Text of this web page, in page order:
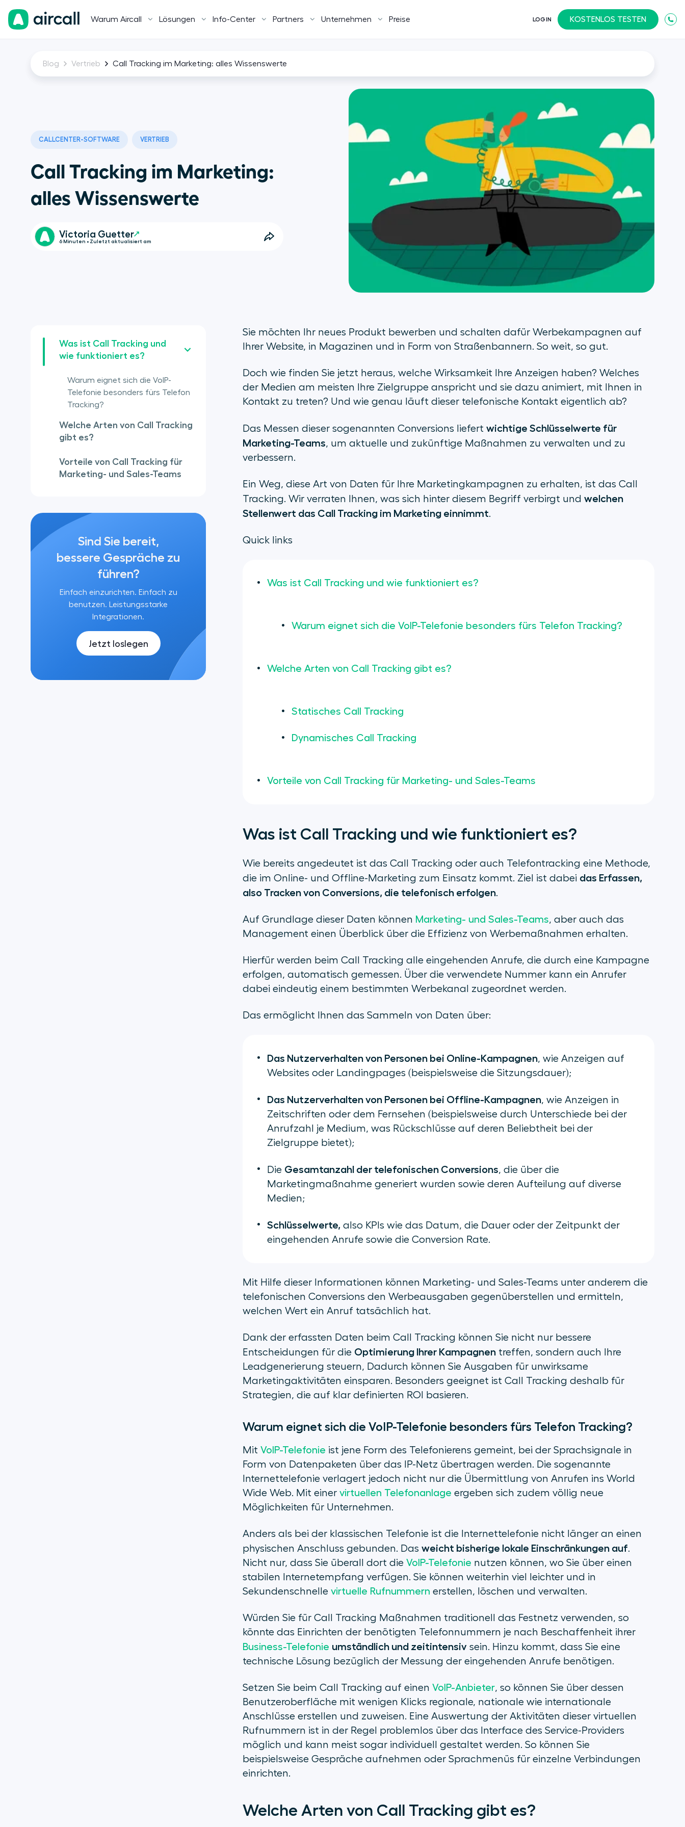
Warum Aircall Lösungen Info-Center Partners Unternehmen Preise LOGIN KOSTENLOS TESTEN
Blog Vertrieb Call Tracking im Marketing: alles Wissenswerte
CALLCENTER-SOFTWARE VERTRIEB
Call Tracking im Marketing:
alles Wissenswerte
Victoria Guetter
6 Minuten • Zuletzt aktualisiert am
Was ist Call Tracking und
wie funktioniert es?
Warum eignet sich die VoIP-
Telefonie besonders fürs Telefon
Tracking?
Welche Arten von Call Tracking
gibt es?
Vorteile von Call Tracking für
Marketing- und Sales-Teams
Sind Sie bereit,
bessere Gespräche zu
führen?
Einfach einzurichten. Einfach zu
benutzen. Leistungsstarke
Integrationen.
Jetzt loslegen
Sie möchten Ihr neues Produkt bewerben und schalten dafür Werbekampagnen auf
Ihrer Website, in Magazinen und in Form von Straßenbannern. So weit, so gut.
Doch wie finden Sie jetzt heraus, welche Wirksamkeit Ihre Anzeigen haben? Welches
der Medien am meisten Ihre Zielgruppe anspricht und sie dazu animiert, mit Ihnen in
Kontakt zu treten? Und wie genau läuft dieser telefonische Kontakt eigentlich ab?
Das Messen dieser sogenannten Conversions liefert wichtige Schlüsselwerte für
Marketing-Teams, um aktuelle und zukünftige Maßnahmen zu verwalten und zu
verbessern.
Ein Weg, diese Art von Daten für Ihre Marketingkampagnen zu erhalten, ist das Call
Tracking. Wir verraten Ihnen, was sich hinter diesem Begriff verbirgt und welchen
Stellenwert das Call Tracking im Marketing einnimmt.
Quick links
Was ist Call Tracking und wie funktioniert es?
Warum eignet sich die VoIP-Telefonie besonders fürs Telefon Tracking?
Welche Arten von Call Tracking gibt es?
Statisches Call Tracking
Dynamisches Call Tracking
Vorteile von Call Tracking für Marketing- und Sales-Teams
Was ist Call Tracking und wie funktioniert es?
Wie bereits angedeutet ist das Call Tracking oder auch Telefontracking eine Methode,
die im Online- und Offline-Marketing zum Einsatz kommt. Ziel ist dabei das Erfassen,
also Tracken von Conversions, die telefonisch erfolgen.
Auf Grundlage dieser Daten können Marketing- und Sales-Teams, aber auch das
Management einen Überblick über die Effizienz von Werbemaßnahmen erhalten.
Hierfür werden beim Call Tracking alle eingehenden Anrufe, die durch eine Kampagne
erfolgen, automatisch gemessen. Über die verwendete Nummer kann ein Anrufer
dabei eindeutig einem bestimmten Werbekanal zugeordnet werden.
Das ermöglicht Ihnen das Sammeln von Daten über:
Das Nutzerverhalten von Personen bei Online-Kampagnen, wie Anzeigen auf
Websites oder Landingpages (beispielsweise die Sitzungsdauer);
Das Nutzerverhalten von Personen bei Offline-Kampagnen, wie Anzeigen in
Zeitschriften oder dem Fernsehen (beispielsweise durch Unterschiede bei der
Anrufzahl je Medium, was Rückschlüsse auf deren Beliebtheit bei der
Zielgruppe bietet);
Die Gesamtanzahl der telefonischen Conversions, die über die
Marketingmaßnahme generiert wurden sowie deren Aufteilung auf diverse
Medien;
Schlüsselwerte, also KPIs wie das Datum, die Dauer oder der Zeitpunkt der
eingehenden Anrufe sowie die Conversion Rate.
Mit Hilfe dieser Informationen können Marketing- und Sales-Teams unter anderem die
telefonischen Conversions den Werbeausgaben gegenüberstellen und ermitteln,
welchen Wert ein Anruf tatsächlich hat.
Dank der erfassten Daten beim Call Tracking können Sie nicht nur bessere
Entscheidungen für die Optimierung Ihrer Kampagnentreffen, sondern auch Ihre
Leadgenerierung steuern, Dadurch können Sie Ausgaben für unwirksame
Marketingaktivitäten einsparen. Besonders geeignet ist Call Tracking deshalb für
Strategien, die auf klar definierten ROI basieren.
Warum eignet sich die VoIP-Telefonie besonders fürs Telefon Tracking?
Mit VoIP-Telefonie ist jene Form des Telefonierens gemeint, bei der Sprachsignale in
Form von Datenpaketen über das IP-Netz übertragen werden. Die sogenannte
Internettelefonie verlagert jedoch nicht nur die Übermittlung von Anrufen ins World
Wide Web. Mit einer virtuellen Telefonanlage ergeben sich zudem völlig neue
Möglichkeiten für Unternehmen.
Anders als bei der klassischen Telefonie ist die Internettelefonie nicht länger an einen
physischen Anschluss gebunden. Das weicht bisherige lokale Einschränkungen auf.
Nicht nur, dass Sie überall dort die VoIP-Telefonie nutzen können, wo Sie über einen
stabilen Internetempfang verfügen. Sie können weiterhin viel leichter und in
Sekundenschnelle virtuelle Rufnummern erstellen, löschen und verwalten.
Würden Sie für Call Tracking Maßnahmen traditionell das Festnetz verwenden, so
könnte das Einrichten der benötigten Telefonnummern je nach Beschaffenheit ihrer
Business-Telefonie umständlich und zeitintensivsein. Hinzu kommt, dass Sie eine
technische Lösung bezüglich der Messung der eingehenden Anrufe benötigen.
Setzen Sie beim Call Tracking auf einen VoIP-Anbieter, so können Sie über dessen
Benutzeroberfläche mit wenigen Klicks regionale, nationale wie internationale
Anschlüsse erstellen und zuweisen. Eine Auswertung der Aktivitäten dieser virtuellen
Rufnummern ist in der Regel problemlos über das Interface des Service-Providers
möglich und kann meist sogar individuell gestaltet werden. So können Sie
beispielsweise Gespräche aufnehmen oder Sprachmenüs für einzelne Verbindungen
einrichten.
Welche Arten von Call Tracking gibt es?